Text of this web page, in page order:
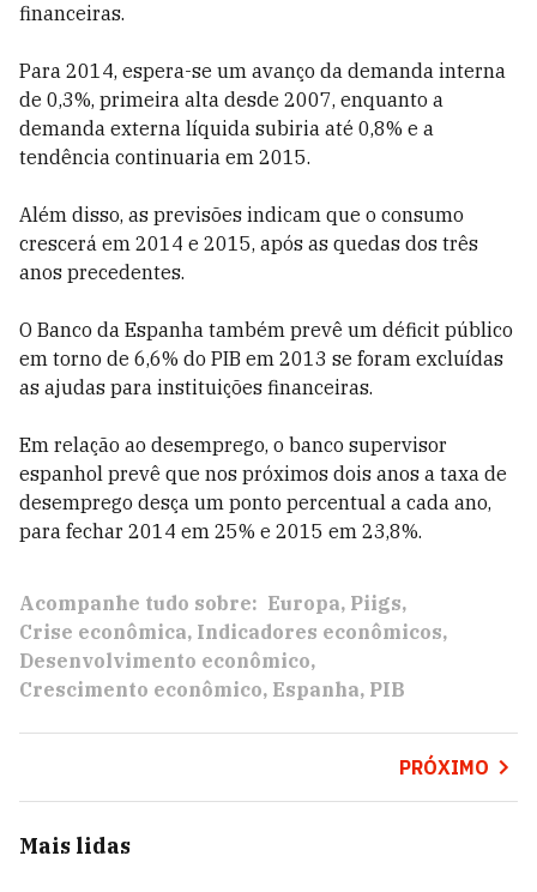
financeiras.
Para 2014, espera-se um avanço da demanda interna
de 0,3%, primeira alta desde 2007, enquanto a
demanda externa líquida subiria até 0,8% e a
tendência continuaria em 2015.
Além disso, as previsões indicam que o consumo
crescerá em 2014 e 2015, após as quedas dos três
anos precedentes.
O Banco da Espanha também prevê um déficit público
em torno de 6,6% do PIB em 2013 se foram excluídas
as ajudas para instituições financeiras.
Em relação ao desemprego, o banco supervisor
espanhol prevê que nos próximos dois anos a taxa de
desemprego desça um ponto percentual a cada ano,
para fechar 2014 em 25% e 2015 em 23,8%.
Acompanhe tudo sobre: Europa Piigs
Crise econômica Indicadores econômicos
Desenvolvimento econômico
Crescimento econômico Espanha PIB
PRÓXIMO
Mais lidas